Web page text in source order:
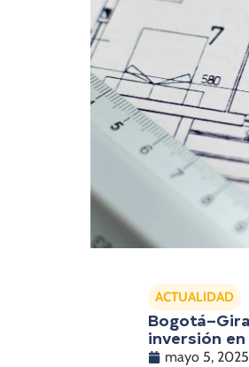
ACTUALIDAD
inversión en
mayo 5, 2025